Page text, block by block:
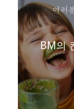
여러
BM의